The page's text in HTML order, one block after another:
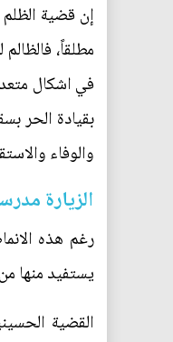
إن قضية
مطلقاً،
في اشكال
بقيادة الحر
والوفاء
الزيارة
رغم هذه
يستفيد منها
القضية